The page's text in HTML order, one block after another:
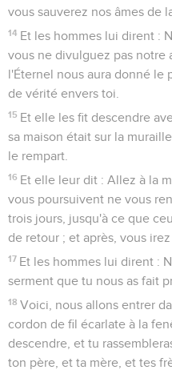
vous sauverez nos âmes de
14 Et les hommes lui dirent :
vous ne divulguez pas notre
l'Éternel nous aura donné le
de vérité envers toi.
15 Et elle les fit descendre
sa maison était sur la
le rempart.
16 Et elle leur dit : Allez à la
vous poursuivent ne vous
trois jours, jusqu'à ce que
de retour ; et après, vous
17 Et les hommes lui dirent :
serment que tu nous as fait
18 Voici, nous allons entrer
cordon de fil écarlate à la
descendre, et tu
ton père, et ta mère, et tes